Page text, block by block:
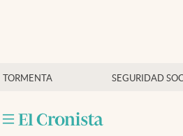
TORMENTA SEGURIDAD
Economía y finanzas